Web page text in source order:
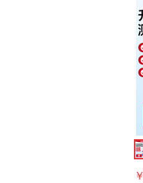
￥